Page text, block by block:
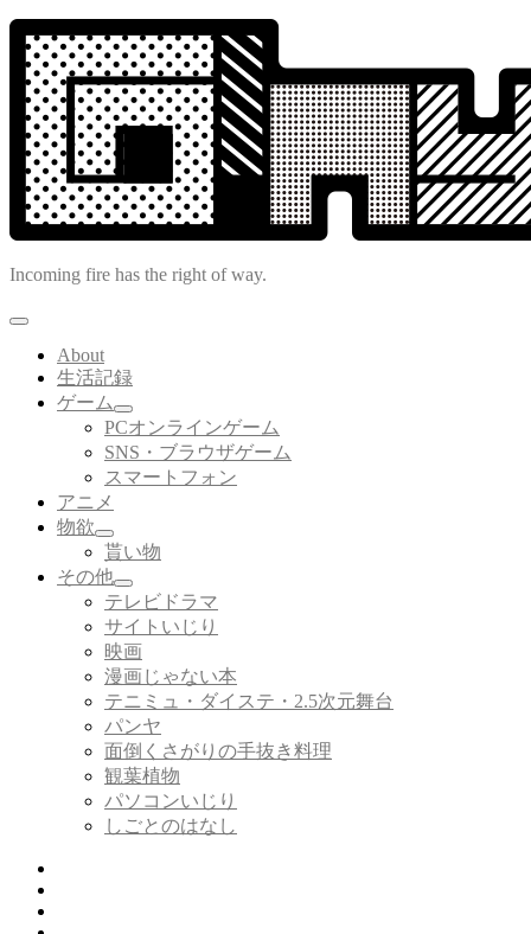
コ
ン
テ
ン
ツ
へ
ス
キ
ッ
Incoming fire has the right of way.
About
生活記録
ゲーム
サ
ブ
メ
ニ
を
開
PCオンラインゲーム
SNS・ブラウザゲーム
スマートフォン
アニメ
物欲
サ
ブ
メ
ニ
ュ
ー
を
展
開
貰い物
その他
サ
ブ
メ
ニ
ュ
ー
を
展
開
テレビドラマ
サイトいじり
映画
漫画じゃない本
テニミュ・ダイステ・2.5次元舞台
パンヤ
面倒くさがりの手抜き料理
観葉植物
パソコンいじり
しごとのはなし